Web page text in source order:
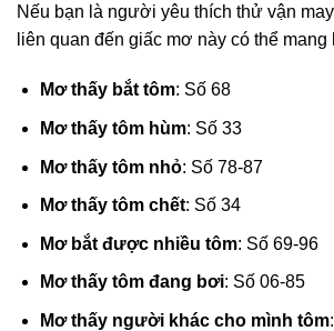
Nếu bạn là người yêu thích thử vận
liên quan đến giấc mơ này có thể mang
Mơ thấy bắt tôm: Số 68
Mơ thấy tôm hùm: Số 33
Mơ thấy tôm nhỏ: Số 78-87
Mơ thấy tôm chết: Số 34
Mơ bắt được nhiều tôm: Số 69-96
Mơ thấy tôm đang bơi: Số 06-85
Mơ thấy người khác cho mình tôm